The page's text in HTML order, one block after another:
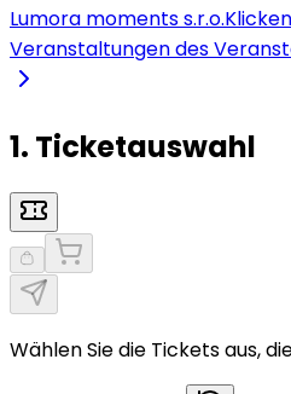
Lumora moments s.r.o.
Veranstaltungen des
1. Ticketauswahl
Wählen Sie die Tickets aus,